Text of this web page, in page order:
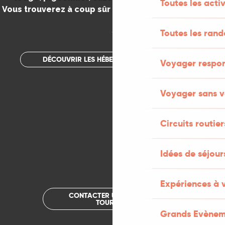
Toutes les
Toutes les
Voyager
Voyager sans
Circuits
Idées de
Expériences à
Grands
Vous trouverez à coup sûr votre bonheur dans le Lot.
.
DÉCOUVRIR LES HÉBERGEMENTS INSOLITES
CONTACTER UN OFFICE DE
TOURISME